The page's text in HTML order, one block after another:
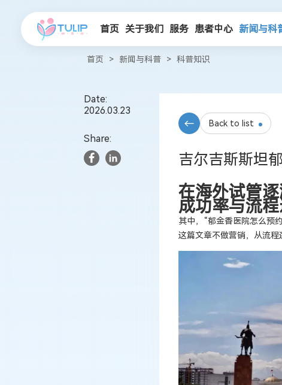
首页 关于我们 服务 患者中心 新闻与科
首页 > 新闻与科普 > 科普知识
Date:
2026.03.23
Share:
Back to list
吉尔吉斯斯坦
在海外试管
成功率与流
其中，“郁金香医院怎么预
这篇文章不做营销，从流程